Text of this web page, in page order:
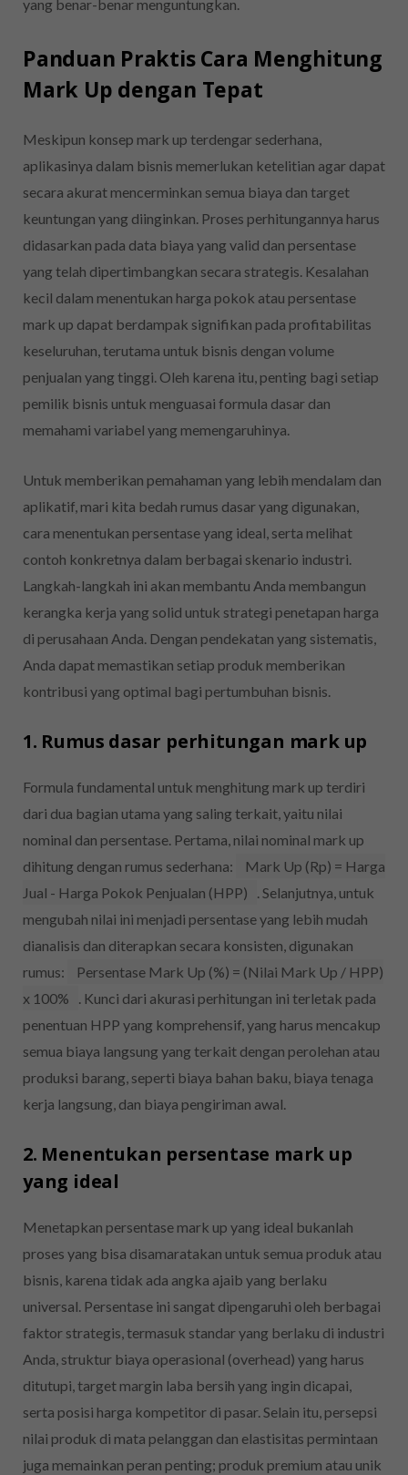
yang benar-benar menguntungkan.
Panduan Praktis Cara Menghitung
Mark Up dengan Tepat
Meskipun konsep mark up terdengar sederhana,
aplikasinya dalam bisnis memerlukan ketelitian agar dapat
secara akurat mencerminkan semua biaya dan target
keuntungan yang diinginkan. Proses perhitungannya harus
didasarkan pada data biaya yang valid dan persentase
yang telah dipertimbangkan secara strategis. Kesalahan
kecil dalam menentukan harga pokok atau persentase
mark up dapat berdampak signifikan pada profitabilitas
keseluruhan, terutama untuk bisnis dengan volume
penjualan yang tinggi. Oleh karena itu, penting bagi setiap
pemilik bisnis untuk menguasai formula dasar dan
memahami variabel yang memengaruhinya.
Untuk memberikan pemahaman yang lebih mendalam dan
aplikatif, mari kita bedah rumus dasar yang digunakan,
cara menentukan persentase yang ideal, serta melihat
contoh konkretnya dalam berbagai skenario industri.
Langkah-langkah ini akan membantu Anda membangun
kerangka kerja yang solid untuk strategi penetapan harga
di perusahaan Anda. Dengan pendekatan yang sistematis,
Anda dapat memastikan setiap produk memberikan
kontribusi yang optimal bagi pertumbuhan bisnis.
1. Rumus dasar perhitungan mark up
Formula fundamental untuk menghitung mark up terdiri
dari dua bagian utama yang saling terkait, yaitu nilai
nominal dan persentase. Pertama, nilai nominal mark up
dihitung dengan rumus sederhana:
Mark Up (Rp) = Harga
Jual - Harga Pokok Penjualan (HPP)
. Selanjutnya, untuk
mengubah nilai ini menjadi persentase yang lebih mudah
dianalisis dan diterapkan secara konsisten, digunakan
rumus:
Persentase Mark Up (%) = (Nilai Mark Up / HPP)
x 100%
. Kunci dari akurasi perhitungan ini terletak pada
penentuan HPP yang komprehensif, yang harus mencakup
semua biaya langsung yang terkait dengan perolehan atau
produksi barang, seperti biaya bahan baku, biaya tenaga
kerja langsung, dan biaya pengiriman awal.
2. Menentukan persentase mark up
yang ideal
Menetapkan persentase mark up yang ideal bukanlah
proses yang bisa disamaratakan untuk semua produk atau
bisnis, karena tidak ada angka ajaib yang berlaku
universal. Persentase ini sangat dipengaruhi oleh berbagai
faktor strategis, termasuk standar yang berlaku di industri
Anda, struktur biaya operasional (overhead) yang harus
ditutupi, target margin laba bersih yang ingin dicapai,
serta posisi harga kompetitor di pasar. Selain itu, persepsi
nilai produk di mata pelanggan dan elastisitas permintaan
juga memainkan peran penting; produk premium atau unik